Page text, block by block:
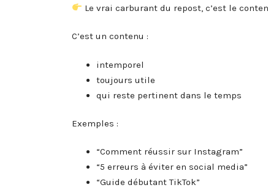
Le vrai carburant du repost, c’est le
C’est un contenu :
intemporel
toujours utile
qui reste pertinent dans le temps
Exemples :
“Comment réussir sur Instagram”
“5 erreurs à éviter en social media”
“Guide débutant TikTok”